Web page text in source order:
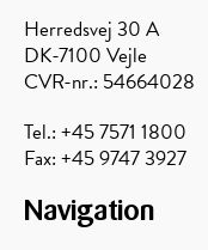
Herredsvej 30 A
DK-7100 Vejle
CVR-nr.: 54664028
Tel.: +45 7571 1800
Fax: +45 9747 3927
Navigation